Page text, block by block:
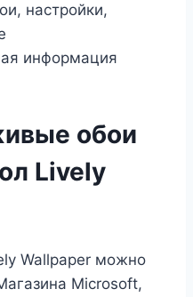
настройки,
информация
обои
Lively
Wallpaper можно
Microsoft,